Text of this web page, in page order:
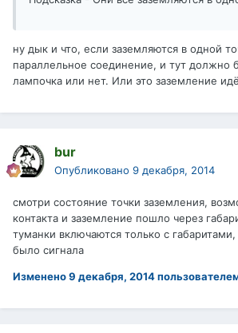
ну дык и что, если заземляются в одной
параллельное соединение, и тут должно
лампочка или нет. Или это заземление
bur
Опубликовано 9 декабря, 2014
смотри состояние точки заземления,
контакта и заземление пошло через
туманки включаются только с
было сигнала
Изменено9 декабря, 2014